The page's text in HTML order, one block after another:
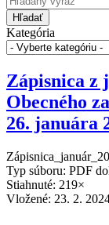
Hľadať
Kategória
Zápisnica z
Obecného
26. januára
Typ súboru: PDF
Stiahnuté: 219×
Vložené: 23. 2.